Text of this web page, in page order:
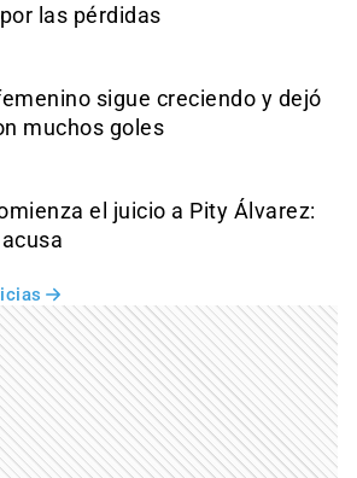
las pérdidas
sigue creciendo y dejó
muchos goles
el juicio a Pity Álvarez: